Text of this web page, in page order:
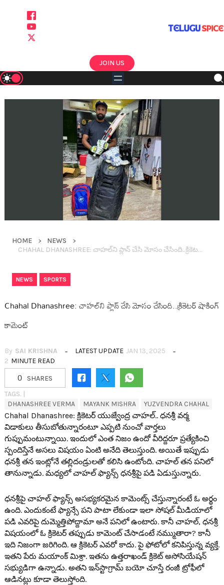
Content
JOIN US
HOME
NEWS
CHAHAL DHANASHREE: చాహ‌ల్‌ని ప్లాన్ చేసి మోసం చేసింది..క్రికెట‌ర్ షాకింగ్ కామెంట్
NEWS SPORTS
Chahal Dhanashree: చాహ‌ల్‌ని ప్లాన్ చేసి మోసం చేసింది..క్రికెట‌ర్ షాకింగ్
కామెంట్
By SAI KRISHNA LATEST UPDATE JAN 13, 2025
2 MINUTE READ
0
SHARES
TAGS. |
DHANASHREE VERMA
MAYANK MISHRA YUZVENDRA CHAHAL
Chahal Dhanashree: క్రికెట‌ర్ యుజ్వేంద్ర చాహ‌ల్.. ధ‌న‌శ్రీ వ‌ర్మ
విడాకులు తీసుబోతున్నారంటూ ఎప్ప‌టి నుంచో వార్త‌లు
గుప్పుమంటున్నాయి. ఇందులో ఎంత నిజం ఉందో వీరిద్ద‌రూ ప్ర‌త్యేకించి
స్పందిస్తేనే అస‌లు విష‌యం ఏంటి అనేది తెలుస్తుంది. అయితే ఇప్పుడు
ధన‌శ్రీ త‌న ఇంట్లోనే త‌ల్లిదండ్రుల‌తో క‌లిసి ఉంటోంది. చాహ‌ల్ త‌న ప‌నిలో
తానున్నాడు. మ‌ధ్య‌లో చాహ‌ల్ ఫ్యాన్స్ ధ‌న‌శ్రీపై ప‌డి ఏడుస్తున్నారు.
ధ‌న‌శ్రీపై చాహ‌ల్ ఫ్యాన్స్ అస‌భ్య‌క‌ర‌మైన కామెంట్స్ చేస్తున్నారంటే ఓ అర్థం
ఉంది. ఎందుకంటే ఫ్యాన్సే ప‌ని పాటా లేకుండా ఇలా సోష‌ల్ మీడియాలో
ప‌డి ఎవ‌రిపై దుమ్మెత్తిపోద్దామా అనే పనిలో ఉంటారు. కానీ చాహ‌ల్, ధ‌న‌శ్రీ
విష‌యంలో ఓ క్రికెట‌ర్ త‌ప్పుడు కామెంట్ చేసాడంటే న‌మ్ముతారా? కానీ
ఇది నిజంగా జ‌రిగింది. ఆ క్రికెట‌ర్ ఎవ‌రో కాదు. పై ఫోటోలో క‌నిపిస్తున్న వ్య‌క్తే.
ఇత‌ని పేరు మ‌యాంక్ మిశ్రా. ఇత‌ను ఉత్త‌రాఖండ్ క్రికెట్ అసోసియేష‌న్
స‌భ్యుడిగా ఉన్నాడు. అత‌ని ఇన్‌స్టాగ్రామ్ బ‌యో చూస్తే రంజీ ట్రోఫీలో
ఆడిన‌ట్లు కూడా తెలుస్తోంది.